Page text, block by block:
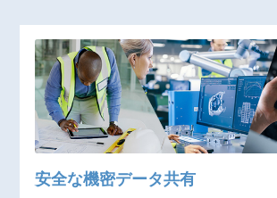
安全な機密データ共有